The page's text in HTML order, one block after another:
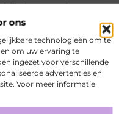
ons
technologieën om te
om uw ervaring te
ingezet voor verschillende
advertenties en
Voor meer informatie
Maar niet
die hebben
heeft